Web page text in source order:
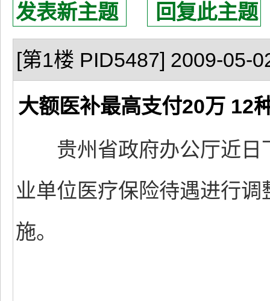
发表新主题 回复此主题
[第1楼 PID5487] 2009-05-
大额医补最高支付20万 12
贵州省政府办公厅近日
业单位医疗保险待遇进行
施。